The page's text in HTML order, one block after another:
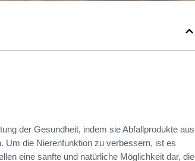
der Gesundheit, indem sie Abfallprodukte aus
Um die Nierenfunktion zu verbessern, ist es
eine sanfte und natürliche Möglichkeit dar, die